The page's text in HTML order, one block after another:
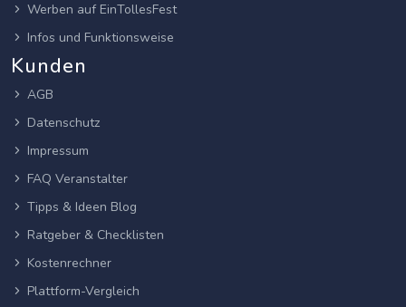
Werben auf EinTollesFest
Infos und Funktionsweise
Kunden
AGB
Datenschutz
Impressum
FAQ Veranstalter
Tipps & Ideen Blog
Ratgeber & Checklisten
Kostenrechner
Plattform-Vergleich